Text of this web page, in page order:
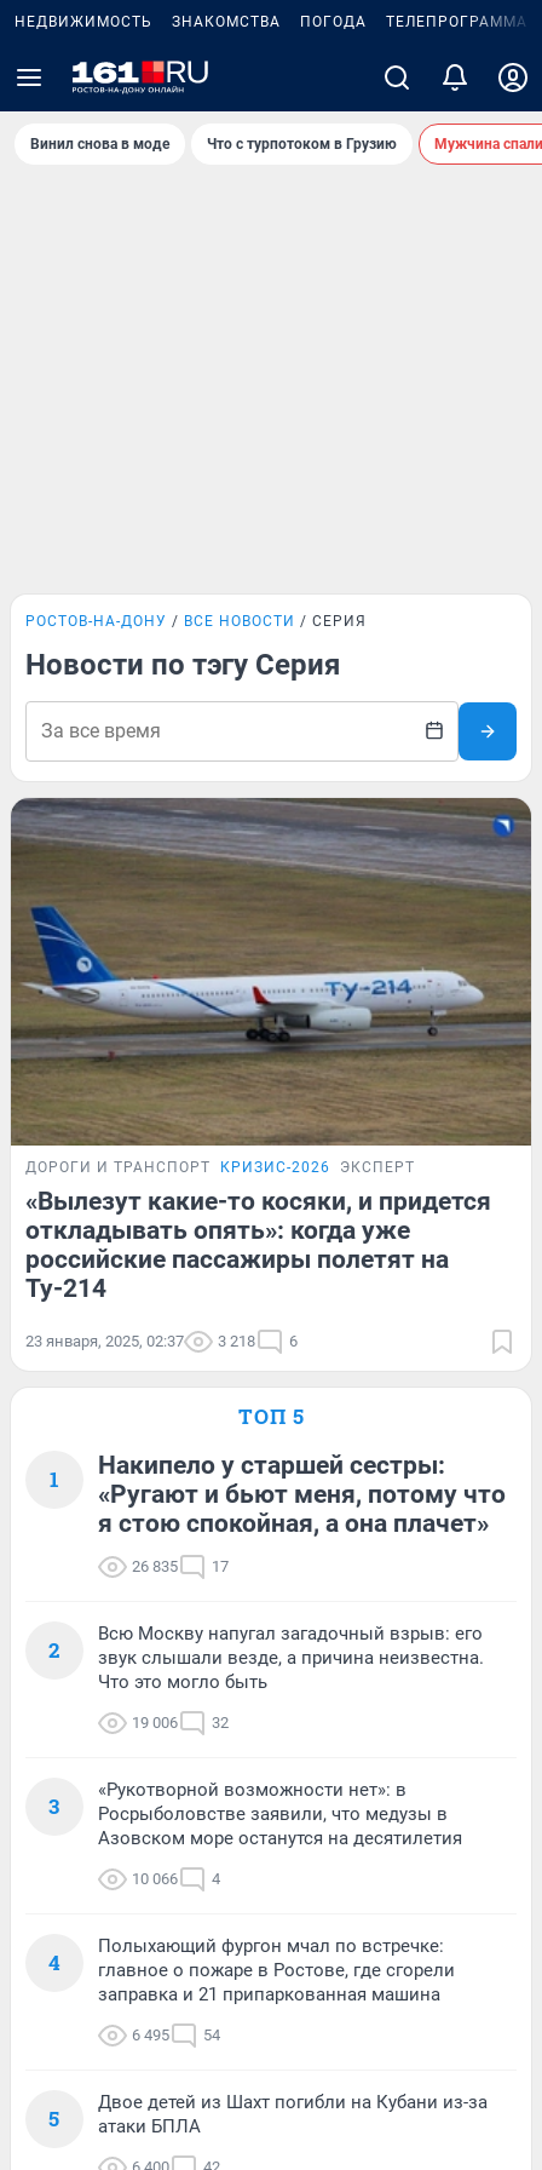
НЕДВИЖИМОСТЬ ЗНАКОМСТВА ПОГОДА ТЕЛЕПРОГРАММА
Винил снова в моде Что с турпотоком в Грузию Мужчина
РОСТОВ-НА-ДОНУ ВСЕ НОВОСТИ СЕРИЯ
Новости по тэгу Серия
ДОРОГИ И ТРАНСПОРТ КРИЗИС-2026 ЭКСПЕРТ
«Вылезут какие-то косяки, и придется
откладывать опять»: когда уже
российские пассажиры полетят на
Ту-214
23 января, 2025, 02:37 3 218 6
ТОП 5
1
Накипело у старшей сестры:
«Ругают и бьют меня, потому что
я стою спокойная, а она плачет»
26 835 17
2
Всю Москву напугал загадочный взрыв: его
звук слышали везде, а причина неизвестна.
Что это могло быть
19 006 32
3
«Рукотворной возможности нет»: в
Росрыболовстве заявили, что медузы в
Азовском море останутся на десятилетия
10 066 4
4
Полыхающий фургон мчал по встречке:
главное о пожаре в Ростове, где сгорели
заправка и 21 припаркованная машина
6 495 54
5
Двое детей из Шахт погибли на Кубани из-за
атаки БПЛА